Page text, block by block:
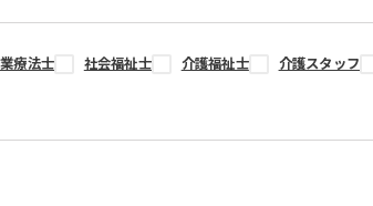
療法士 社会福祉士 介護福祉士
介護スタッフ